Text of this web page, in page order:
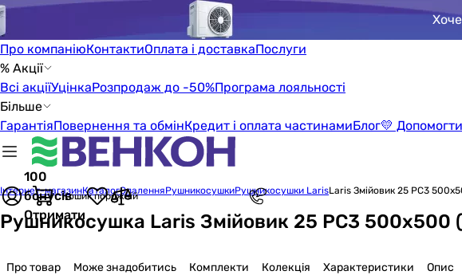
Про компаніюКонтактиОплата і доставкаПослуги
% Акції
Всі акціїУцінкаРозпродаж до -50%Програма лояльності
Більше
ГарантіяПовернення та обмінКредит і оплата частинамиБлог💛
100
бонусів
Отримати
Кошик порожній
Інтернет-магазинКаталогОпаленняРушникосушкиРушникосушки LarisLaris Змійовик 25 РС3
Рушникосушка Laris Змійовик 25 РС3 500х500
Про товар Може знадобитись Комплекти Колекція Характеристики Опис